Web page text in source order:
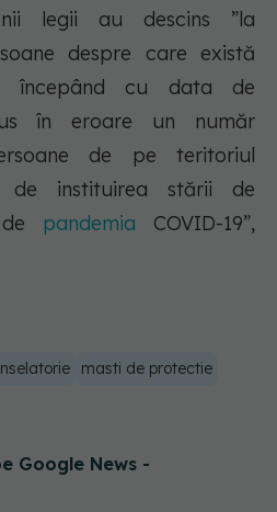
legii au descins ”la
despre care există
începând cu data de
în eroare un număr
de pe teritoriul
de instituirea stării de
pandemia COVID-19”,
masti de protectie
Google News -